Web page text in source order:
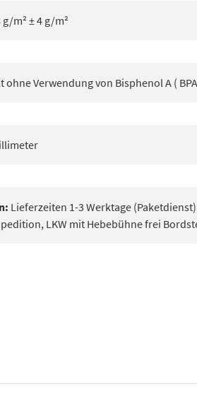
g/m² ± 4 g/m²
ohne Verwendung von Bisphenol A (
Lieferzeiten 1-3 Werktage
LKW mit Hebebühne frei